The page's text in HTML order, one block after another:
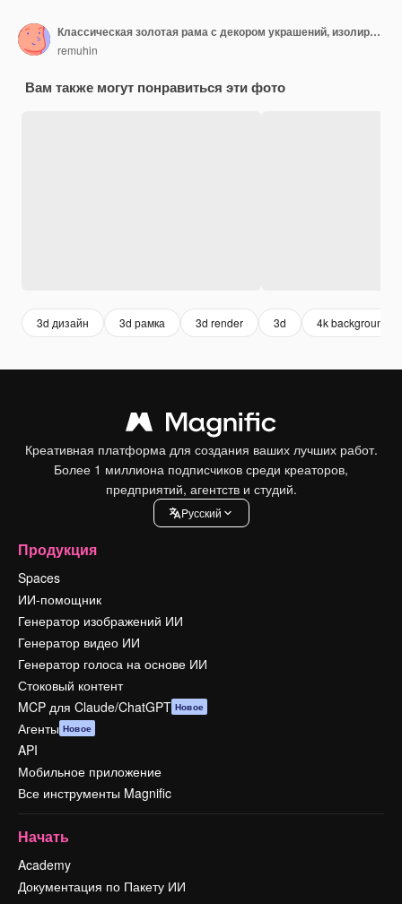
Классическая золотая рама с декором украшений, изолированным на черном фоне
remuhin
Вам также могут понравиться эти фото
3d дизайн 3d рамка 3d render 3d 4k background
Креативная платформа для создания ваших лучших работ.
Более 1 миллиона подписчиков среди креаторов,
предприятий, агентств и студий.
Pусский
Продукция
Spaces
ИИ-помощник
Генератор изображений ИИ
Генератор видео ИИ
Генератор голоса на основе ИИ
Стоковый контент
MCP для Claude/ChatGPT Новое
Агенты Новое
API
Мобильное приложение
Все инструменты Magnific
Начать
Academy
Документация по Пакету ИИ